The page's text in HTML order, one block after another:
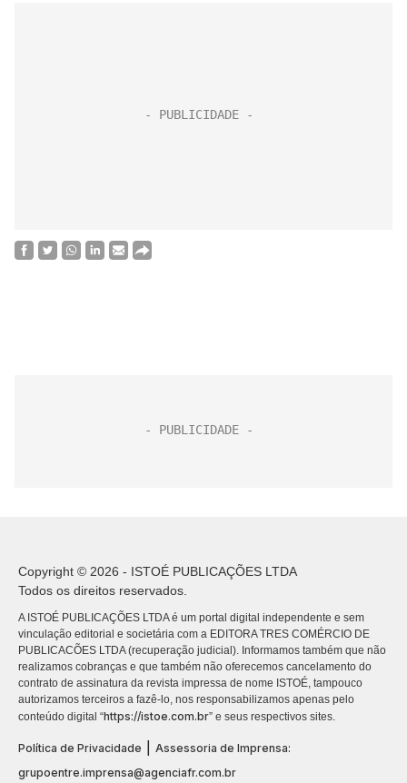
Copyright © 2026 - ISTOÉ PUBLICAÇÕES LTDA
Todos os direitos reservados.
A ISTOÉ PUBLICAÇÕES LTDA é um portal digital independente e sem
vinculação editorial e societária com a EDITORA TRES COMÉRCIO DE
PUBLICACÕES LTDA (recuperação judicial). Informamos também que não
realizamos cobranças e que também não oferecemos cancelamento do
contrato de assinatura da revista impressa de nome ISTOÉ, tampouco
autorizamos terceiros a fazê-lo, nos responsabilizamos apenas pelo
conteúdo digital “https://istoe.com.br” e seus respectivos sites.
Política de Privacidade
Assessoria de Imprensa:
grupoentre.imprensa@agenciafr.com.br